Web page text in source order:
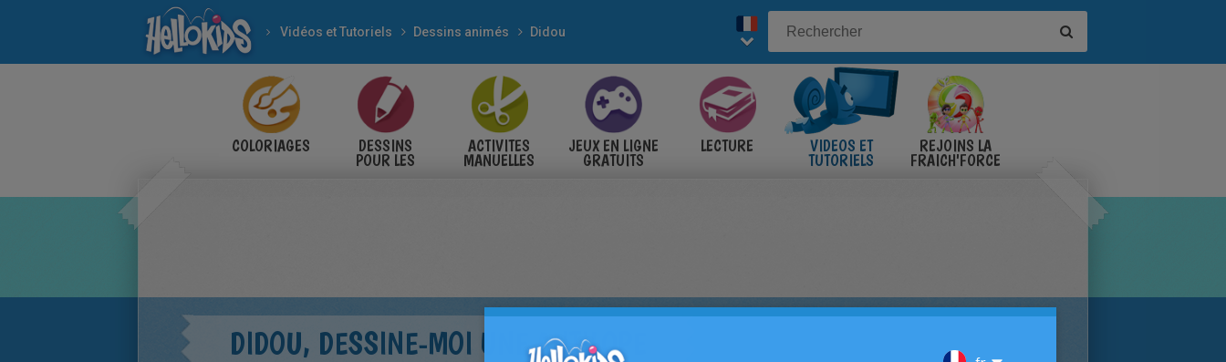
Vidéos et Tutoriels Dessins animés Didou
COLORIAGES DESSINS
POUR LES
ACTIVITES
MANUELLES
JEUX EN LIGNE
GRATUITS
LECTURE VIDÉOS ET
TUTORIELS
REJOINS LA
FRAICH'FORCE
DIDOU, DESSINE-MOI UNE ANTILOPE